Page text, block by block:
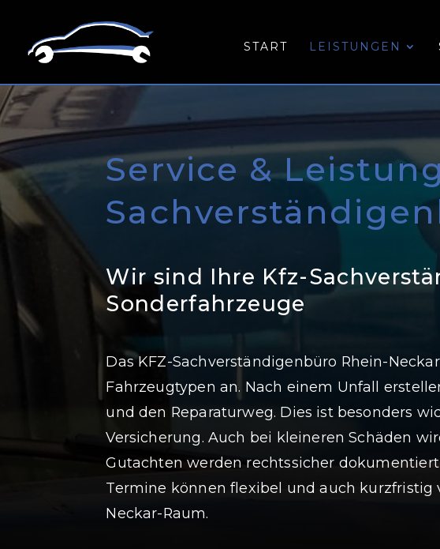
START LEISTUNGEN
Service &
Wir sind Ihre Kfz-
Sonderfahrzeuge
Das KFZ-Sachverständigenbüro Rhein-
Fahrzeugtypen an. Nach einem Unfall
und den Reparaturweg. Dies ist besonders
Versicherung. Auch bei kleineren Schäden
Gutachten werden rechtssicher
Termine können flexibel und auch
Neckar-Raum.